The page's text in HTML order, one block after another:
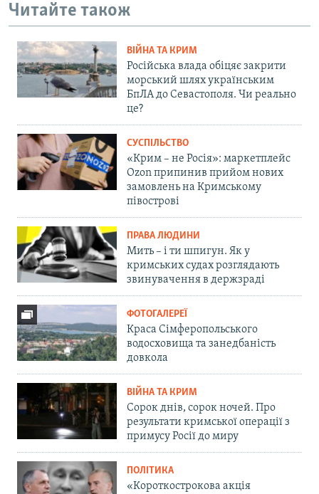
Читайте також
ВІЙНА ТА КРИМ
Російська влада обіцяє закрити
морський шлях українським
БпЛА до Севастополя. Чи реально
це?
СУСПІЛЬСТВО
«Крим – не Росія»: маркетплейс
Ozon припинив прийом нових
замовлень на Кримському
півострові
ПРАВА ЛЮДИНИ
Мить – і ти шпигун. Як у
кримських судах розглядають
звинувачення в держзраді
ФОТОГАЛЕРЕЇ
Краса Сімферопольського
водосховища та занедбаність
довкола
ВІЙНА ТА КРИМ
Сорок днів, сорок ночей. Про
результати кримської операції з
примусу Росії до миру
ПОЛІТИКА
«Короткострокова акція